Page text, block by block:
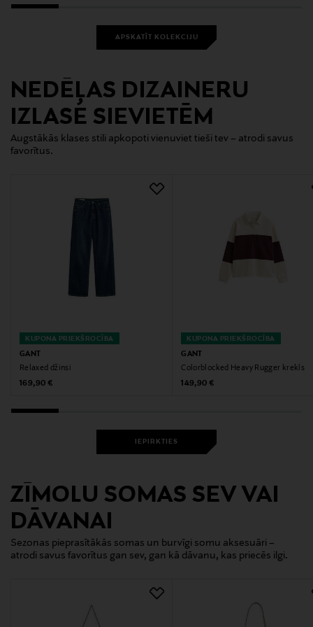
APSKATĪT KOLEKCIJU
NEDĒĻAS DIZAINERU
IZLASE SIEVIETĒM
Augstākās klases stili apkopoti vienuviet tieši tev – atrodi savus
favorītus.
KUPONA PRIEKŠROCĪBA
GANT
Relaxed džinsi
Original Price
169,90 €
KUPONA PRIEKŠROCĪBA
GANT
Colorblocked Heavy Rugger krekls
Original Price
149,90 €
IEPIRKTIES
ZĪMOLU SOMAS SEV VAI
DĀVANAI
Sezonas pieprasītākās somas un burvīgi somu aksesuāri –
atrodi savus favorītus gan sev, gan kā dāvanu, kas priecēs ilgi.